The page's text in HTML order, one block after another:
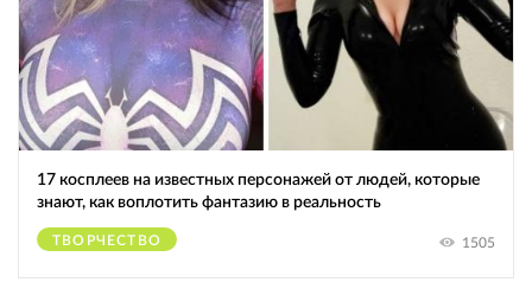
17 косплеев на известных персонажей от людей, которые
знают, как воплотить фантазию в реальность
ТВОРЧЕСТВО 1505